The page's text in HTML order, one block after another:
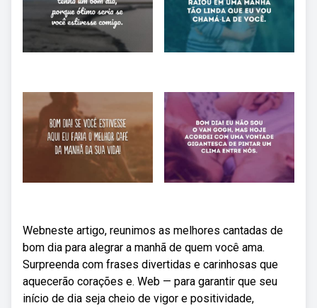
Webneste artigo, reunimos as melhores cantadas de
bom dia para alegrar a manhã de quem você ama.
Surpreenda com frases divertidas e carinhosas que
aquecerão corações e. Web — para garantir que seu
início de dia seja cheio de vigor e positividade,